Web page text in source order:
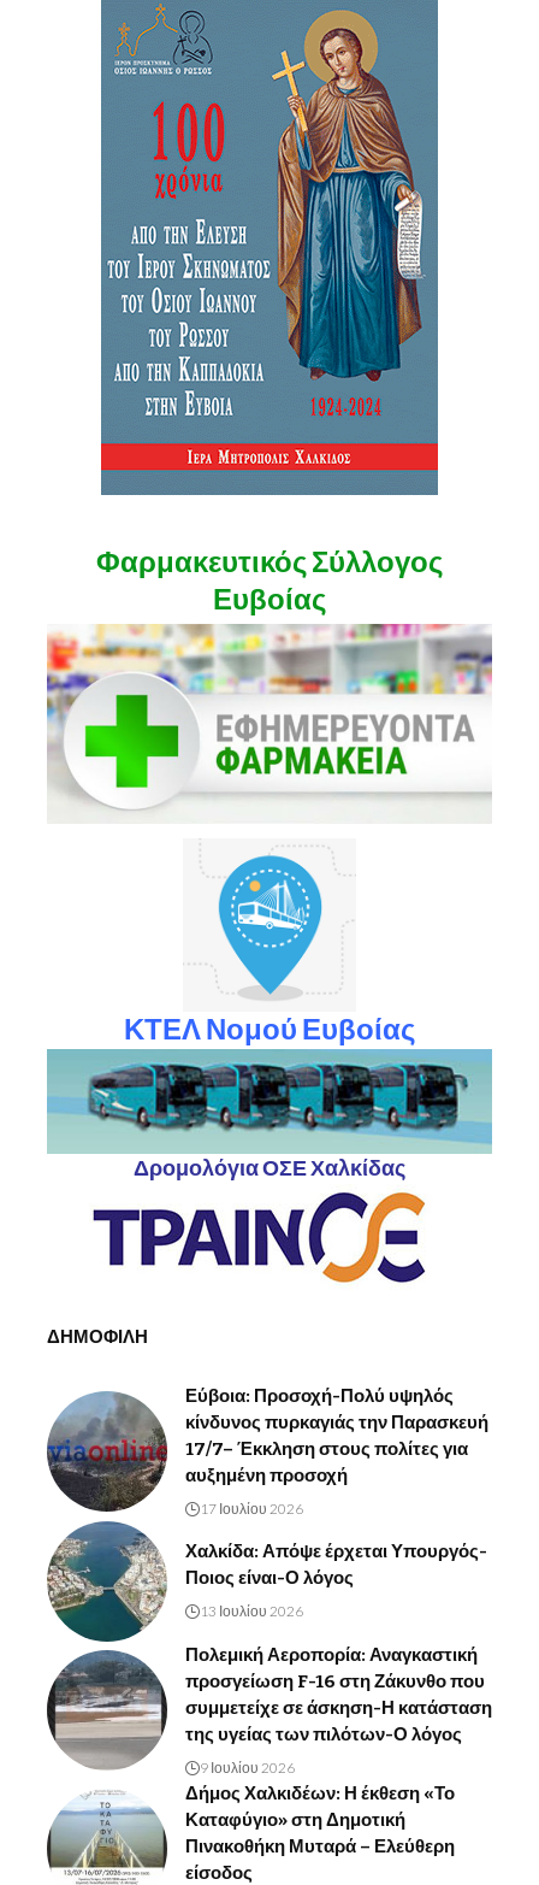
Φαρμακευτικός Σύλλογος
Ευβοίας
ΚΤΕΛ Νομού Ευβοίας
Δρομολόγια ΟΣΕ Χαλκίδας
ΔΗΜΟΦΙΛΗ
Εύβοια: Προσοχή-Πολύ υψηλός
κίνδυνος πυρκαγιάς την Παρασκευή
17/7– Έκκληση στους πολίτες για
αυξημένη προσοχή
17 Ιουλίου 2026
Χαλκίδα: Απόψε έρχεται Υπουργός-
Ποιος είναι-Ο λόγος
13 Ιουλίου 2026
Πολεμική Αεροπορία: Αναγκαστική
προσγείωση F-16 στη Ζάκυνθο που
συμμετείχε σε άσκηση-Η κατάσταση
της υγείας των πιλότων-Ο λόγος
9 Ιουλίου 2026
Δήμος Χαλκιδέων: Η έκθεση «Το
Καταφύγιο» στη Δημοτική
Πινακοθήκη Μυταρά – Ελεύθερη
είσοδος